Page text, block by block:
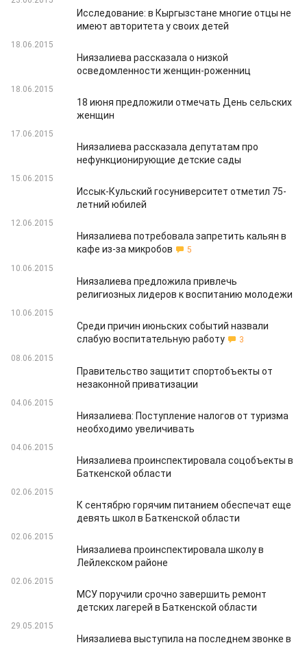
Исследование: в Кыргызстане многие отцы не
имеют авторитета у своих детей
18.06.2015
Ниязалиева рассказала о низкой
осведомленности женщин-роженниц
18.06.2015
18 июня предложили отмечать День сельских
женщин
17.06.2015
Ниязалиева рассказала депутатам про
нефункционирующие детские сады
15.06.2015
Иссык-Кульский госуниверситет отметил 75-
летний юбилей
12.06.2015
Ниязалиева потребовала запретить кальян в
кафе из-за микробов
5
10.06.2015
Ниязалиева предложила привлечь
религиозных лидеров к воспитанию молодежи
10.06.2015
Среди причин июньских событий назвали
слабую воспитательную работу
3
08.06.2015
Правительство защитит спортобъекты от
незаконной приватизации
04.06.2015
Ниязалиева: Поступление налогов от туризма
необходимо увеличивать
04.06.2015
Ниязалиева проинспектировала соцобъекты в
Баткенской области
02.06.2015
К сентябрю горячим питанием обеспечат еще
девять школ в Баткенской области
02.06.2015
Ниязалиева проинспектировала школу в
Лейлекском районе
02.06.2015
МСУ поручили срочно завершить ремонт
детских лагерей в Баткенской области
29.05.2015
Ниязалиева выступила на последнем звонке в